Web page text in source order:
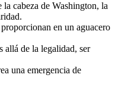
cabeza de Washington, la
en un aguacero
allá de la legalidad, ser
una emergencia de